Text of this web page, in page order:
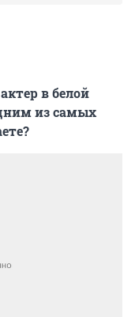
в белой
из самых